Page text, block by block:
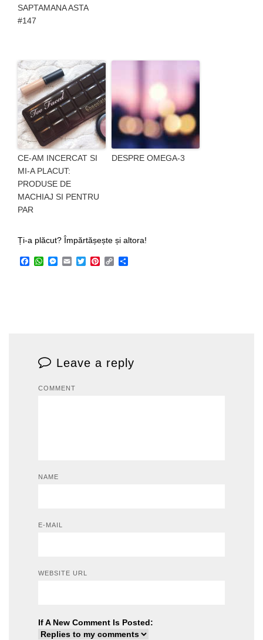
SAPTAMANA ASTA
#147
CE-AM INCERCAT SI
MI-A PLACUT:
PRODUSE DE
MACHIAJ SI PENTRU
PAR
DESPRE OMEGA-3
Ți-a plăcut? Împărtășește și altora!
Facebook
WhatsApp
Messenger
EmailTwitterPinterest
Copy
Leave a reply
COMMENT
NAME
E-MAIL
WEBSITE URL
If A New Comment Is Posted: